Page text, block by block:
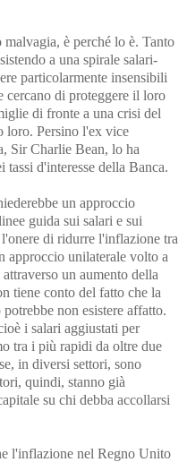
è perché lo è. Tanto
a una spirale salari-
particolarmente insensibili
cercano di proteggere il loro
di fronte a una crisi del
loro. Persino l'ex vice
Sir Charlie Bean, lo ha
d'interesse della Banca.
un approccio
guida sui salari e sui
di ridurre l'inflazione tra
approccio unilaterale volto a
un aumento della
tiene conto del fatto che la
non esistere affatto.
i salari aggiustati per
tra i più rapidi da oltre due
in diversi settori, sono
quindi, stanno già
su chi debba accollarsi
l'inflazione nel Regno Unito